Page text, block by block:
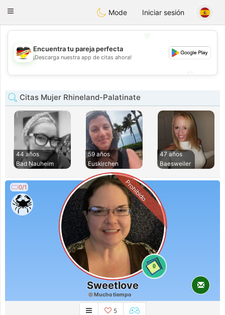
DeutschDating
Toggle
Mode Iniciar sesión
💖
💕
Encuentra tu pareja perfecta
¡Descarga nuestra app de citas ahora!
Citas Mujer Rhineland-Palatinate
44 años
Bad Nauheim
59 años
Euskirchen
47 años
Baesweiler
0/1
0
Prohibido
Sweetlove
Mucho tiempo
5